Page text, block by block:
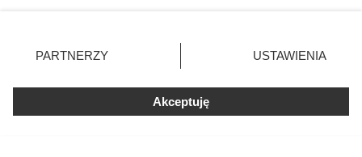
zmienić/wycofać klikając przycisk ustawień prywatności
znajdujący się w lewym dolnym rogu strony
rodzaje przetwarzania danych nie wymagają zgody
użytkownika, ale masz prawo sprzeciwić się takiemu
przetwarzaniu. Preferencje będą miały zastosowania tylko
PARTNERZY USTAWIENIA
Akceptuję